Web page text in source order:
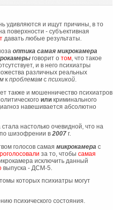
удивляются и ищут причины, в то
поверхности - субъективная
давать любые результаты.
оптика самая микрокамера
говорит о том , что такое
и в него психиатры
различных реальных
к проблемам с психикой
также и мошенничество психиатров
или криминального
навешивается абсолютно
настолько очевидной, что на
по шизофрении в 2007 г.
голосов самая микрокамера с
за то, чтобы самая
исключить данный
выпуска - ДСМ-5.
которых психиатры могут
психического состояния.